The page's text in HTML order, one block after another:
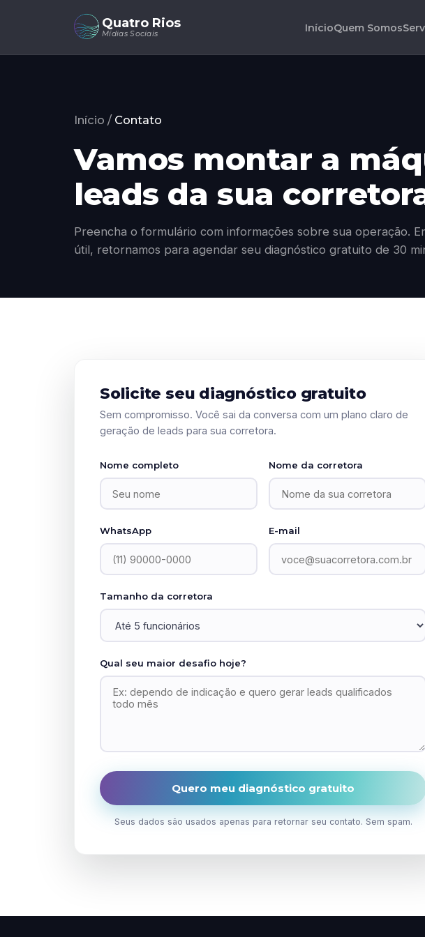
Quatro Rios
Mídias Sociais InícioQuem Somos
Início / Contato
Vamos montar a
leads da sua
Preencha o formulário com informações sobre sua operação.
útil, retornamos para agendar seu diagnóstico gratuito de 30
Solicite seu diagnóstico gratuito
Sem compromisso. Você sai da conversa com um plano claro de
geração de leads para sua corretora.
Nome completo Nome da corretora
WhatsApp E-mail
Tamanho da corretora
Qual seu maior desafio hoje?
Quero meu diagnóstico gratuito
Seus dados são usados apenas para retornar seu contato. Sem spam.